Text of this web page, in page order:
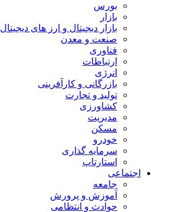
بورس
بازار
بازار دیجیتال و ارز های دیجیتال
صنعت و معدن
فناوری
ارتباطات
انرژی
بازرگانی و کارآفرینی
تولید و تجارت
کشاورزی
مدیریت
مسکن
خودرو
سرمایه گذاری
استارتاپ
اجتماعی
جامعه
آموزش و پرورش
حوادث و انتظامی